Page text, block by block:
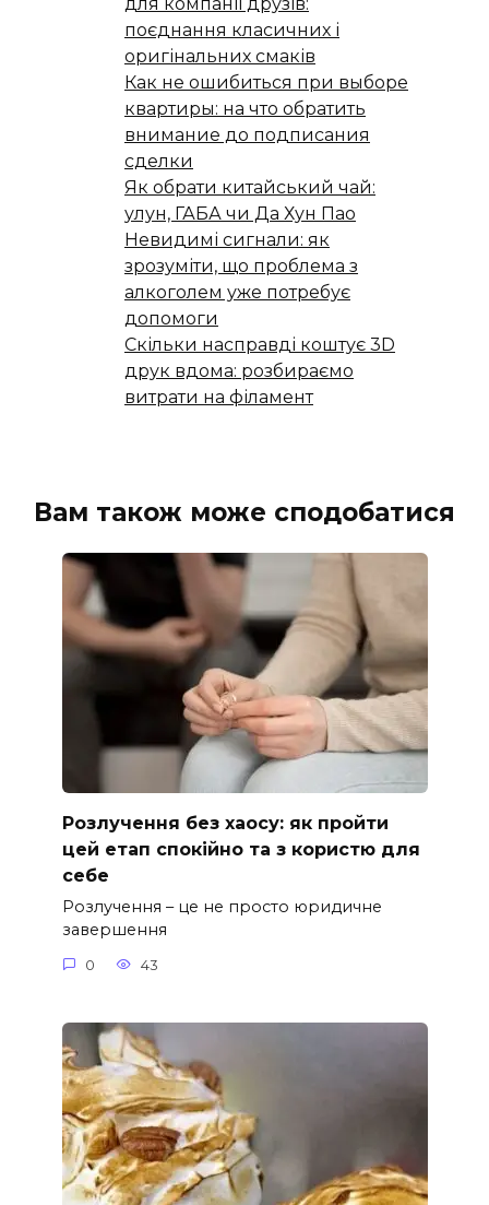
поєднання класичних і
оригінальних смаків
Как не ошибиться при выборе
квартиры: на что обратить
внимание до подписания
сделки
Як обрати китайський чай:
улун, ГАБА чи Да Хун Пао
Невидимі сигнали: як
зрозуміти, що проблема з
алкоголем уже потребує
допомоги
Скільки насправді коштує 3D
друк вдома: розбираємо
витрати на філамент
Вам також може сподобатися
Розлучення без хаосу: як пройти
цей етап спокійно та з користю для
себе
Розлучення – це не просто юридичне
завершення
0 43